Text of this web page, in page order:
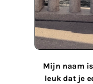
Mijn naam
leuk dat je